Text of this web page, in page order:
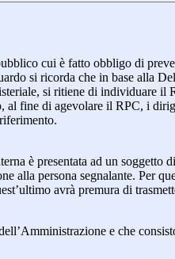
cui è fatto obbligo di
si ricorda che in base alla
si ritiene di individuare
al fine di agevolare il RPC, i
è presentata ad un
alla persona segnalante.
avrà premura di
e che